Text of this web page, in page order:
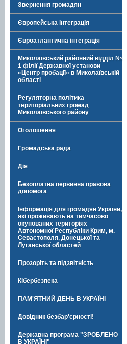
Звернення громадян
Європейська інтеграція
Євроатлантична інтеграція
Миколаївський районний відділ №
1 філії Державної установи
«Центр пробації» в Миколаївській
області
Регуляторна політика
територіальних громад
Миколаївського району
Оголошення
Громадська рада
Дія
Безоплатна первинна правова
допомога
Інформація для громадян України,
які проживають на тимчасово
окупованих територіях
Автономної Республіки Крим, м.
Севастополя, Донецької та
Луганської областей
Прозоріть та підзвітність
Кібербезпека
ПАМ'ЯТНИЙ ДЕНЬ В УКРАЇНІ
Довідник безбар'єрності!
Державна програма "ЗРОБЛЕНО
В УКРАЇНІ"